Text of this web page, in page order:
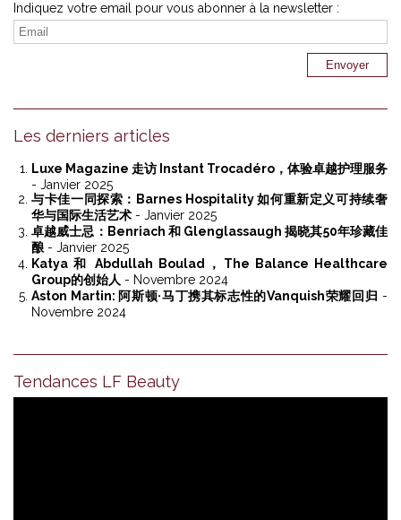
Indiquez votre email pour vous abonner à la newsletter :
Les derniers articles
Luxe Magazine 走访 Instant Trocadéro，体验卓越护理服务
- Janvier 2025
与卡佳一同探索：Barnes Hospitality 如何重新定义可持续奢
华与国际生活艺术 - Janvier 2025
卓越威士忌：Benriach 和 Glenglassaugh 揭晓其50年珍藏佳
酿 - Janvier 2025
Katya 和 Abdullah Boulad，The Balance Healthcare
Group的创始人 - Novembre 2024
Aston Martin: 阿斯顿·马丁携其标志性的Vanquish荣耀回归 -
Novembre 2024
Tendances LF Beauty